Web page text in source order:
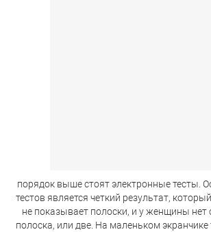
порядок выше стоят электронные тесты.
тестов является четкий результат,
не показывает полоски, и у женщины нет
полоска, или две. На маленьком